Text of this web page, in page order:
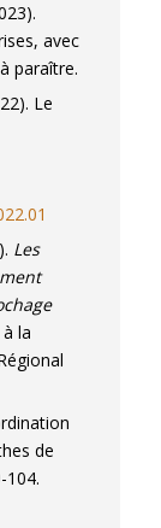
part,
éducatif,
de
aux
les
la
œuvre
les
avec
paraître.
Le
Les
la
de
104.